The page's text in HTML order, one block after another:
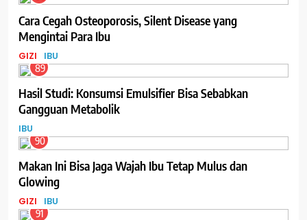
Cara Cegah Osteoporosis, Silent Disease yang
Mengintai Para Ibu
GIZI IBU
89
Hasil Studi: Konsumsi Emulsifier Bisa Sebabkan
Gangguan Metabolik
IBU
90
Makan Ini Bisa Jaga Wajah Ibu Tetap Mulus dan
Glowing
GIZI IBU
91